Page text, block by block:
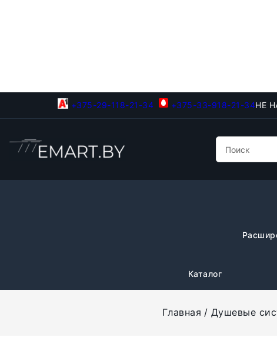
+375-29-118-21-34 +375-33-918-21-34НЕ
Каталог
Главная Душевые